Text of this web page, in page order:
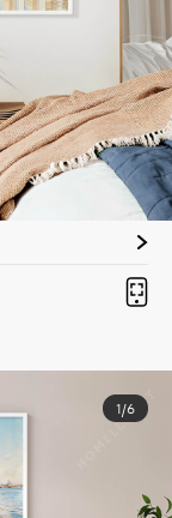
1/6